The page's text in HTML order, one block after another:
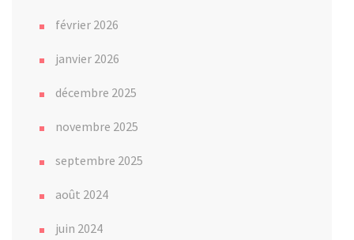
février 2026
janvier 2026
décembre 2025
novembre 2025
septembre 2025
août 2024
juin 2024